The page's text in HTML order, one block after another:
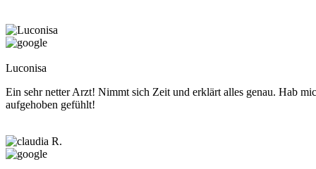
Luconisa
Ein sehr netter Arzt! Nimmt sich Zeit und erklärt alles genau. Hab
aufgehoben gefühlt!